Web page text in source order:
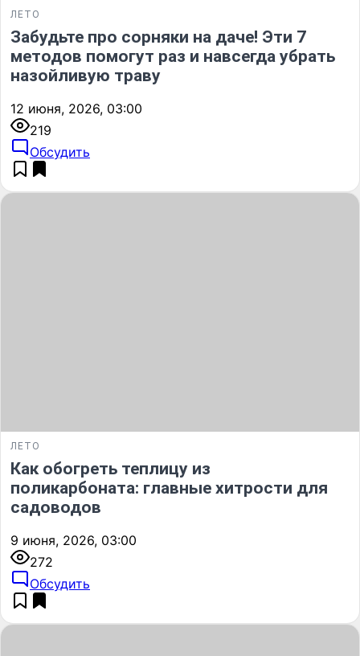
ЛЕТО
Забудьте про сорняки на даче! Эти 7
методов помогут раз и навсегда убрать
назойливую траву
12 июня, 2026, 03:00
219
Обсудить
ЛЕТО
Как обогреть теплицу из
поликарбоната: главные хитрости для
садоводов
9 июня, 2026, 03:00
272
Обсудить